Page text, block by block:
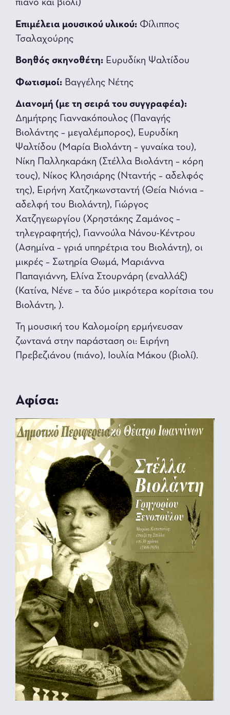
πιάνο και βιολί)
Επιμέλεια μουσικού υλικού: Φίλιππoς
Τσαλαχούρης
Βοηθός σκηνοθέτη: Ευρυδίκη Ψαλτίδου
Φωτισμοί: Βαγγέλης Nέτης
Διανομή (με τη σειρά του συγγραφέα):
Δημήτρης Γιαννακόπουλος (Παναγής
Βιολάντης – μεγαλέμπορος), Ευρυδίκη
Ψαλτίδου (Μαρία Βιολάντη – γυναίκα του),
Νίκη Παλληκαράκη (Στέλλα Βιολάντη – κόρη
τους), Νίκος Κλησιάρης (Νταντής – αδελφός
της), Ειρήνη Χατζηκωνσταντή (Θεία Νιόνια –
αδελφή του Βιολάντη), Γιώργος
Χατζηγεωργίου (Χρηστάκης Ζαμάνος –
τηλεγραφητής), Γιαννούλα Νάνου-Κέντρου
(Ασημίνα – γριά υπηρέτρια του Βιολάντη), οι
μικρές – Σωτηρία Θωμά, Μαριάννα
Παπαγιάννη, Ελίνα Στουρνάρη (εναλλάξ)
(Κατίνα, Νένε – τα δύο μικρότερα κορίτσια του
Βιολάντη, ).
Τη μουσική του Καλομοίρη ερμήνευσαν
ζωντανά στην παράσταση οι: Ειρήνη
Πρεβεζιάνoυ (πιάνο), Ιουλία Μάκου (βιολί).
Αφίσα: